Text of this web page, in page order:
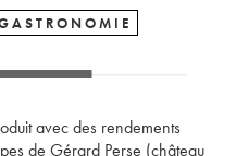
avec des rendements
de Gérard Perse (château